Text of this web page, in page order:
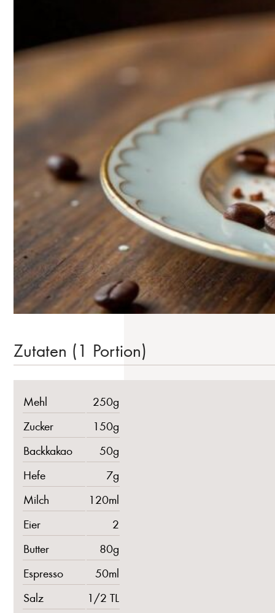
Zutaten (1 Portion)
Mehl
250g
Zucker
150g
Backkakao
50g
Hefe
7g
Milch
120ml
Eier
2
Butter
80g
Espresso
50ml
Salz
1/2 TL